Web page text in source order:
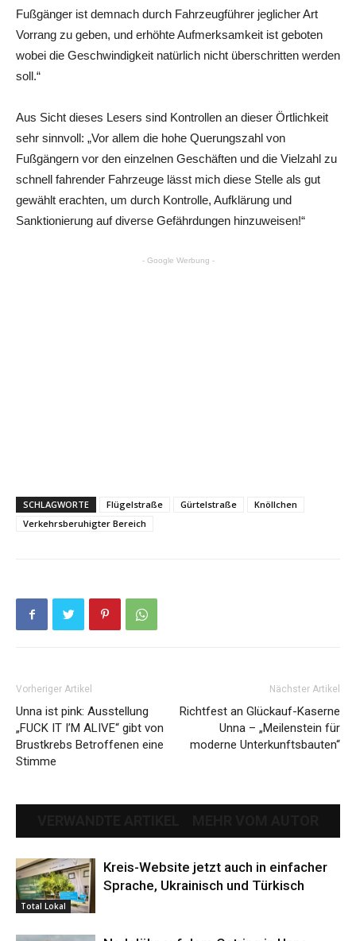
Fußgänger ist demnach durch Fahrzeugführer jeglicher Art
Vorrang zu geben, und erhöhte Aufmerksamkeit ist geboten
wobei die Geschwindigkeit natürlich nicht überschritten werden
soll.“
Aus Sicht dieses Lesers sind Kontrollen an dieser Örtlichkeit
sehr sinnvoll: „Vor allem die hohe Querungszahl von
Fußgängern vor den einzelnen Geschäften und die Vielzahl zu
schnell fahrender Fahrzeuge lässt mich diese Stelle als gut
gewählt erachten, um durch Kontrolle, Aufklärung und
Sanktionierung auf diverse Gefährdungen hinzuweisen!“
- Google Werbung -
SCHLAGWORTE Flügelstraße Gürtelstraße
Knöllchen
Verkehrsberuhigter Bereich
Vorheriger Artikel
Unna ist pink: Ausstellung
„FUCK IT I’M ALIVE“ gibt von
Brustkrebs Betroffenen eine
Stimme
Nächster Artikel
Richtfest an Glückauf-Kaserne
Unna – „Meilenstein für
moderne Unterkunftsbauten“
Total Lokal
Kreis-Website jetzt auch in einfacher
Sprache, Ukrainisch und Türkisch